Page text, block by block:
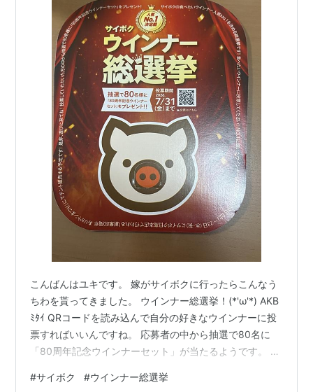
こんばんはユキです。 嫁がサイボクに行ったらこんなう
ちわを貰ってきました。 ウインナー総選挙！(*'ω'*) AKB
ﾐﾀｲ QRコードを読み込んで自分の好きなウインナーに投
票すればいいんですね。 応募者の中から抽選で80名に
「80周年記念ウインナーセット」が当たるようです。 私
人はこちらからも応募できるみたいです。 こちらからだ
#サイボク #ウインナー総選挙